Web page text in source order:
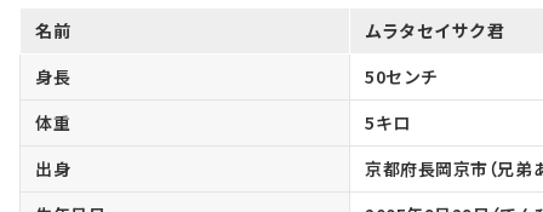
名前
ムラタセイサク君
身長
50センチ
体重
5キロ
出身
京都府長岡京市（兄弟